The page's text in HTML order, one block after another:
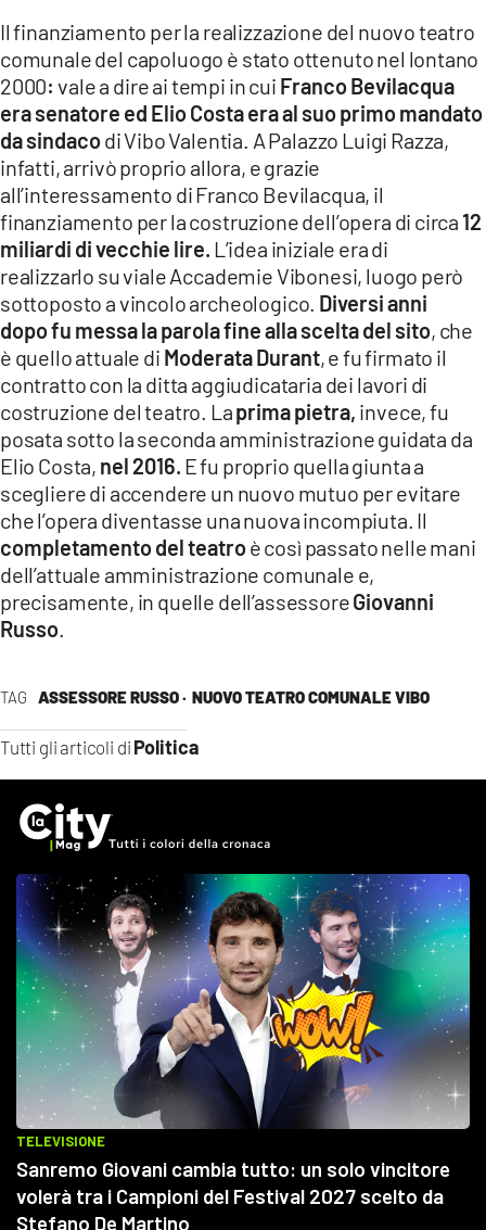
TAG ASSESSORE RUSSO · NUOVO TEATRO COMUNALE VIBO
Tutti gli articoli di Politica
Il finanziamento per la realizzazione del nuovo teatro
comunale del capoluogo è stato ottenuto nel lontano
2000:vale a dire ai tempi in cui Franco Bevilacqua
era senatore ed Elio Costa era al suo primo mandato
da sindacodi Vibo Valentia. A Palazzo Luigi Razza,
infatti, arrivò proprio allora, e grazie
all’interessamento di Franco Bevilacqua, il
finanziamento per la costruzione dell’opera di circa 12
miliardi di vecchie lire. L’idea iniziale era di
realizzarlo su viale Accademie Vibonesi, luogo però
sottoposto a vincolo archeologico. Diversi anni
dopofu messa la parola fine alla scelta del sito, che
è quello attuale di Moderata Durant, e fu firmato il
contratto con la ditta aggiudicataria dei lavori di
costruzione del teatro. Laprima pietra, invece, fu
posata sotto la seconda amministrazione guidata da
Elio Costa, nel 2016. E fu proprio quella giunta a
scegliere di accendere un nuovo mutuo per evitare
che l’opera diventasse una nuova incompiuta. Il
completamento del teatroè così passato nelle mani
dell’attuale amministrazione comunale e,
precisamente, in quelle dell’assessoreGiovanni
Russo.